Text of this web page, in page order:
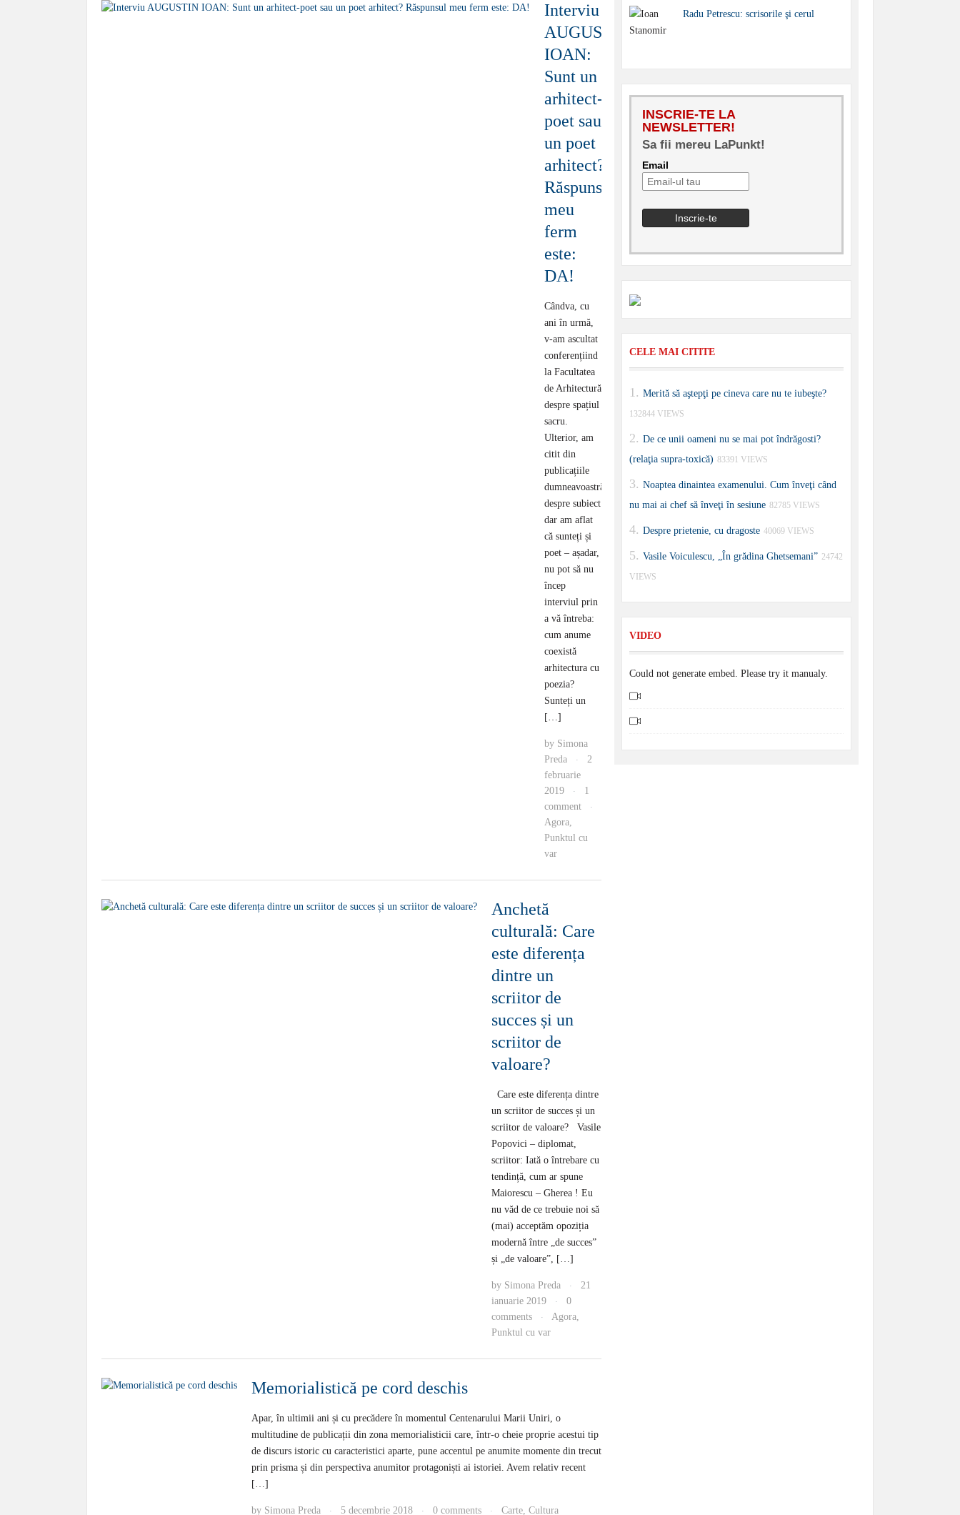
Interviu
AUGUSTIN
IOAN:
Sunt un
arhitect-
poet sau
un poet
arhitect?
Răspunsul
meu
ferm
este:
DA!
Cândva, cu
ani în urmă,
v-am ascultat
conferențiind
la Facultatea
de Arhitectură
despre spațiul
sacru.
Ulterior, am
citit din
publicațiile
dumneavoastră
despre subiect
dar am aflat
că sunteți și
poet – așadar,
nu pot să nu
încep
interviul prin
a vă întreba:
cum anume
coexistă
arhitectura cu
poezia?
Sunteți un
[…]
by Simona
Preda
·
2
februarie
2019
·
1
comment
·
Agora,
Punktul cu
var
Anchetă
culturală: Care
este diferența
dintre un
scriitor de
succes și un
scriitor de
valoare?
Care este diferența dintre
un scriitor de succes și un
scriitor de valoare? Vasile
Popovici – diplomat,
scriitor: Iată o întrebare cu
tendință, cum ar spune
Maiorescu – Gherea ! Eu
nu văd de ce trebuie noi să
(mai) acceptăm opoziția
modernă între „de succes”
și „de valoare”, […]
by Simona Preda ·
21
ianuarie 2019
·
0
comments
· Agora,
Punktul cu var
Memorialistică pe cord deschis
Apar, în ultimii ani și cu precădere în momentul Centenarului Marii Uniri, o
multitudine de publicații din zona memorialisticii care, într-o cheie proprie acestui tip
de discurs istoric cu caracteristici aparte, pune accentul pe anumite momente din trecut
prin prisma și din perspectiva anumitor protagoniști ai istoriei. Avem relativ recent
[…]
by Simona Preda · 5 decembrie 2018 · 0 comments · Carte, Cultura
Radu Petrescu: scrisorile şi cerul
INSCRIE-TE LA
NEWSLETTER!
Sa fii mereu LaPunkt!
Email
CELE MAI CITITE
Merită să aştepţi pe cineva care nu te iubeşte?
132844 VIEWS
De ce unii oameni nu se mai pot îndrăgosti?
(relaţia supra-toxică) 83391 VIEWS
Noaptea dinaintea examenului. Cum înveţi când
nu mai ai chef să înveţi în sesiune 82785 VIEWS
Despre prietenie, cu dragoste 40069 VIEWS
Vasile Voiculescu, „În grădina Ghetsemani” 24742
VIEWS
VIDEO
Could not generate embed. Please try it manualy.